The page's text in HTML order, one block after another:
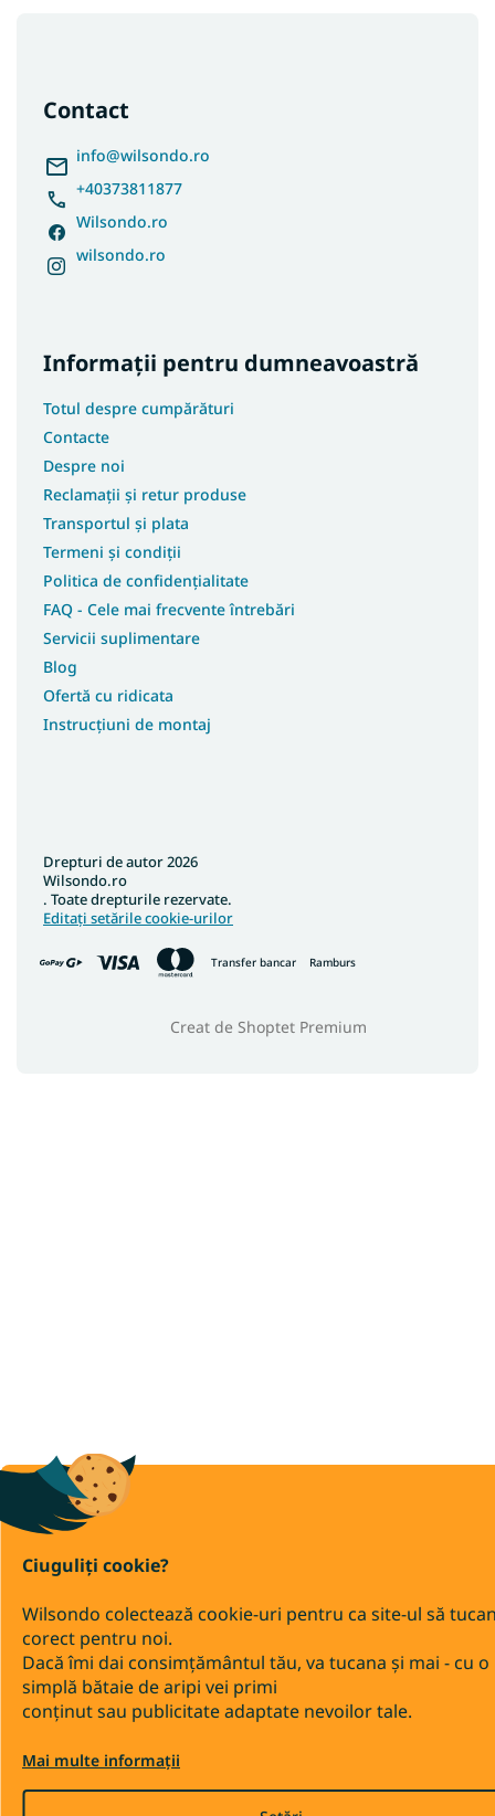
Ciuguliți cookie?
Wilsondo colectează cookie-uri pentru ca site-ul să
corect pentru noi.
Dacă îmi dai consimțământul tău, va tucana și mai - cu o
simplă bătaie de aripi vei primi
conținut sau publicitate adaptate nevoilor tale.
Mai multe informații
Contact
info@wilsondo.ro
+40373811877
Wilsondo.ro
wilsondo.ro
Informații pentru dumneavoastră
Totul despre cumpărături
Contacte
Despre noi
Reclamații și retur produse
Transportul și plata
Termeni și condiții
Politica de confidențialitate
FAQ - Cele mai frecvente întrebări
Servicii suplimentare
Blog
Ofertă cu ridicata
Instrucțiuni de montaj
Transfer bancar Ramburs
Creat de Shoptet Premium
Drepturi de autor 2026
Wilsondo.ro
. Toate drepturile rezervate.
Editați setările cookie-urilor